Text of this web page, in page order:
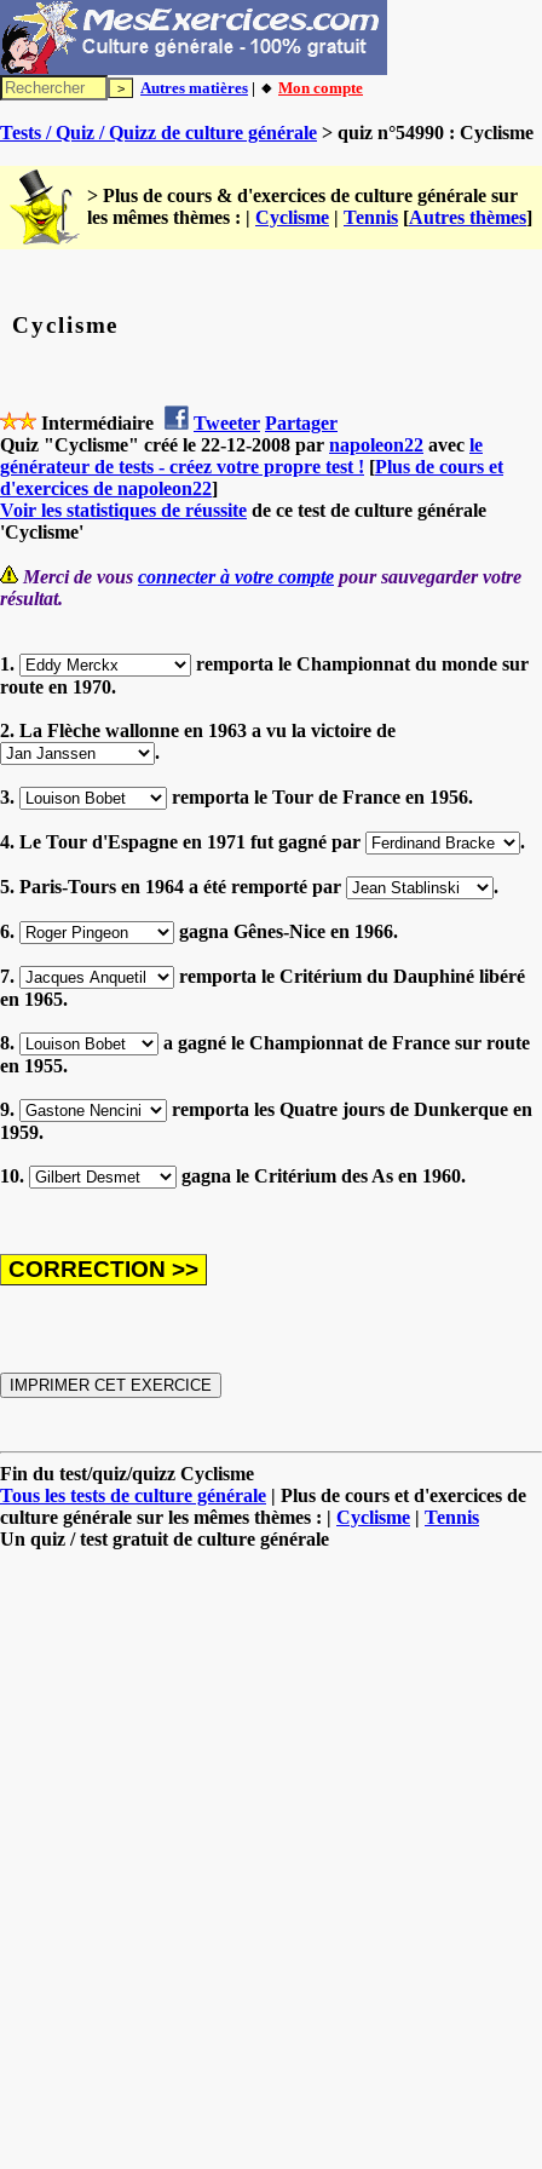
Autres matières | 🔸 Mon compte
Tests / Quiz / Quizz de culture générale > quiz n°54990 : Cyclisme
> Plus de cours & d'exercices de culture générale sur
les mêmes thèmes : | Cyclisme | Tennis [Autres thèmes]
Cyclisme
Intermédiaire Tweeter Partager
Quiz "Cyclisme" créé le 22-12-2008 par napoleon22 avec le
générateur de tests - créez votre propre test ! [Plus de cours et
d'exercices de napoleon22]
Voir les statistiques de réussite de ce test de culture générale
'Cyclisme'
Merci de vous connecter à votre compte pour sauvegarder votre
résultat.
1.
remporta le Championnat du monde sur
route en 1970.
2. La Flèche wallonne en 1963 a vu la victoire de
.
3. remporta le Tour de France en 1956.
4. Le Tour d'Espagne en 1971 fut gagné par .
5. Paris-Tours en 1964 a été remporté par .
6. gagna Gênes-Nice en 1966.
7.
remporta le Critérium du Dauphiné libéré
en 1965.
8.
a gagné le Championnat de France sur route
en 1955.
9.
remporta les Quatre jours de Dunkerque en
1959.
10. gagna le Critérium des As en 1960.
Fin du test/quiz/quizz Cyclisme
Tous les tests de culture générale | Plus de cours et d'exercices de
culture générale sur les mêmes thèmes : | Cyclisme | Tennis
Un quiz / test gratuit de culture générale